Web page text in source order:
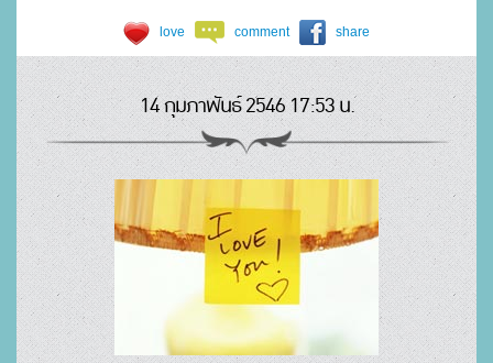
love comment share
14 กุมภาพันธ์ 2546 17:53 น.